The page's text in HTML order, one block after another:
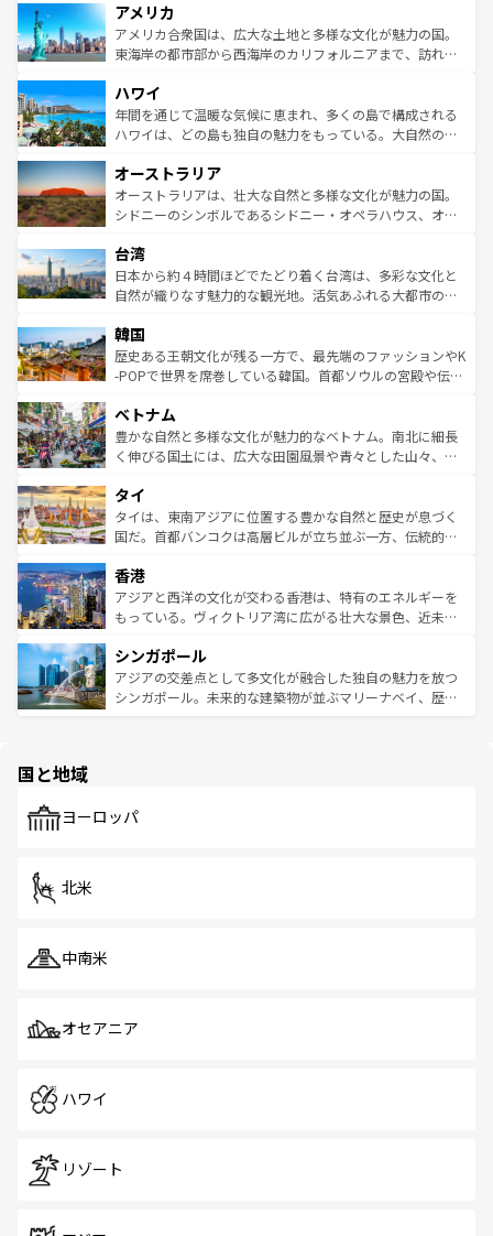
ンツ一覧を参照してほしい。
の建物がそのまま残る町や、スイスならではのユニークな
博物館もあり、アルプス観光だけでなく町歩きも満喫する
ことができる。国民の所得が高いため物価も高いが、旅行
ば市内交通費無料で観光を楽しむこともできる。 なお、新
着のスイス情報はコンテンツ一覧 を参照してほしい。
アメリカ
アメリカ合衆国は、広大な土地と多様な文化が魅力の国。
東海岸の都市部から西海岸のカリフォルニアまで、訪れる
のような巨大都市は、観光、ショッピング、エンターテイ
ンメントが詰まった刺激的なスポットだ。一方、アメリカ
西部には大自然が広がり、グランドキャニオンやイエロー
部のニューオーリンズでは、音楽と美食が融合した独特の
文化が魅力。旅行者はアメリカの各地域で異なる魅力を楽
しみながら、その多様性と豊かな歴史を感じることができ
ならではの贅沢な旅のスタイルだ。 なお、新着のアメリカ
情報はコンテンツ一覧を参照してほしい。
ハワイ
年間を通じて温暖な気候に恵まれ、多くの島で構成される
ハワイは、どの島も独自の魅力をもっている。大自然の神
ワイ島は見逃せない。また、定番の観光地といえばオアフ
島だが、静かな自然を求めるならマウイ島やカウアイ島が
おすすめ。エメラルドグリーンに輝く海をはじめ、豊かな
れるおもてなしの心で訪れる人々を迎えてくれるハワイの
人々、おいしいローカルフードやハワイアンミュージッ
ク、伝統的なフラダンスなど、すべてがハワイの魅力を彩
ワイを、存分に味わってほしい。 なお、新着のハワイ情報
はコンテンツ一覧を参照してほしい。
オーストラリア
オーストラリアは、壮大な自然と多様な文化が魅力の国。
シドニーのシンボルであるシドニー・オペラハウス、オー
リアリーフや大陸中央部にそびえるウルル（エアーズロッ
ク）、タスマニアの美しい原生林やケアンズの熱帯雨林な
ど、見どころがたくさん。また、カフェやワイン、オージ
いる。アクティビティも充実しており、サーフィンやダイ
ビング、ハイキングなど、アウトドア好きにはたまらな
い。オーストラリアの多彩な魅力を存分に味わいつくそ
参照してほしい。
台湾
日本から約４時間ほどでたどり着く台湾は、多彩な文化と
自然が織りなす魅力的な観光地。活気あふれる大都市の台
ン）、静ひつな山岳地帯である台湾東部など、都市の喧騒
と山間の静けさが共存しており、訪れる人に新しい発見と
驚きをもたらしてくれる。また、奥深い台湾の食文化も魅
容にもいいと評判のスイーツなど、バラエティ豊かな料理
が味わえる。 なお、新着の台湾情報は コンテンツ一覧を参
照してほしい。
韓国
歴史ある王朝文化が残る一方で、最先端のファッションやK
-POPで世界を席巻している韓国。首都ソウルの宮殿や伝統
き、地方に足を延ばせば四季折々の自然美を楽しむことが
できる。そして、キムチや焼肉、絶品のストリートフード
まで、さまざまな韓国料理が待っている。夜には、韓国な
リティに包まれながら、韓国の多彩な魅力を心ゆくまで味
わってみてほしい。 なお、新着の韓国情報はコンテンツ一
覧を参照してほしい。
ベトナム
豊かな自然と多様な文化が魅力的なベトナム。南北に細長
く伸びる国土には、広大な田園風景や青々とした山々、世
急速な発展と共に伝統が息づく。ハノイの古い町並みやホ
ーチミン市のフランス統治時代の建物も、独特の雰囲気を
醸し出している。また、バラエティの豊かさとおいしさで
とつ。フォーやバインミー、ベトナムコーヒーなどは、ぜ
ひ現地で味わいたい。どの地域を訪れてもあたたかい人々
が旅行者を迎えてくれるので、きっと忘れられない旅にな
参照してほしい。
タイ
タイは、東南アジアに位置する豊かな自然と歴史が息づく
国だ。首都バンコクは高層ビルが立ち並ぶ一方、伝統的な
の活気が交差している。北部ではチェンマイなどの山岳地
帯で自然と触れ合い、南部ではプーケットやクラビの美し
いビーチでリゾート気分を楽しむことができる。タイ料理
激する。気候は一年中温暖で、どの季節にも異なる楽しみ
が待っている。親しみやすいタイの人々、仏教を中心とし
た文化、そして多様な観光資源が、訪れる旅人を魅了し続
香港
アジアと西洋の文化が交わる香港は、特有のエネルギーを
もっている。ヴィクトリア湾に広がる壮大な景色、近未来
み、どこを訪れても感動するはず。観光スポットが密集し
ており、効率よく見どころを回れるのも魅力。息をのむよ
うな絶景から文化的な体験まで、香港を存分に楽しみ尽く
シンガポール
アジアの交差点として多文化が融合した独自の魅力を放つ
シンガポール。未来的な建築物が並ぶマリーナベイ、歴史
で、ホーカーズは地元の風情を楽しめる外せないスポット
国と地域
ヨーロッパ
北米
中南米
オセアニア
ハワイ
リゾート